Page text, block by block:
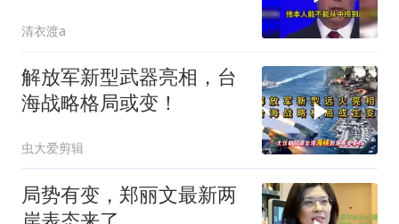
清衣渡a
解放军新型武器亮相，台
海战略格局或变！
虫大爱剪辑
局势有变，郑丽文最新两